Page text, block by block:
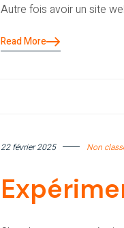
Autre fois avoir un site
Read More
22 février 2025 Non